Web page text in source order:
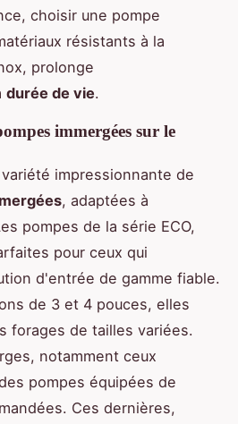
choisir une pompe
résistants à la
prolonge
durée de vie.
immergées sur le
impressionnante de
, adaptées à
pompes de la série ECO,
pour ceux qui
d'entrée de gamme fiable.
de 3 et 4 pouces, elles
forages de tailles variées.
notamment ceux
pompes équipées de
Ces dernières,